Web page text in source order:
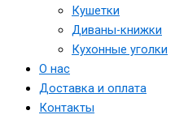
Кушетки
Диваны-книжки
Кухонные уголки
О нас
Доставка и оплата
Контакты